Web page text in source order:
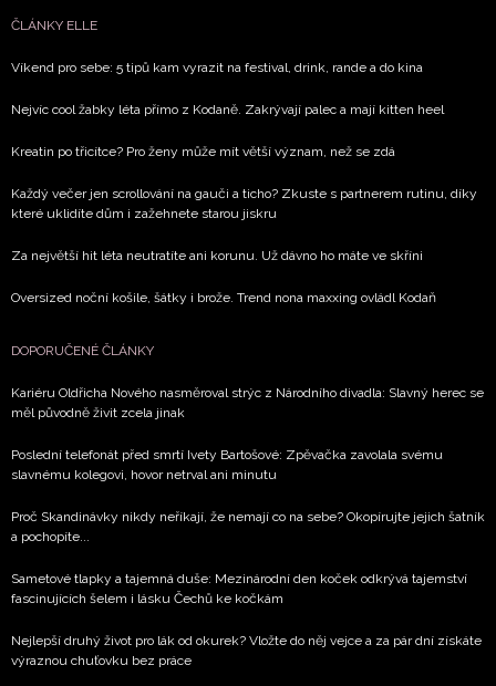
podmínkami společnosti BurdaMedia Extra s.r.o.
Vašimi údaji pracovat zejména k organizaci a
Chcete navíc dostávat i další zajímavé a exkluzivní
soukromí BurdaMedia Extra s.r.o.
, zaškrtněte toto pole.
ČLÁNKY ELLE
Víkend pro sebe: 5 tipů kam vyrazit na festival, drink, rande a do kina
Nejvíc cool žabky léta přímo z Kodaně. Zakrývají palec a mají kitten heel
Kreatin po třicítce? Pro ženy může mít větší význam, než se zdá
Každý večer jen scrollování na gauči a ticho? Zkuste s partnerem rutinu, díky
které uklidíte dům i zažehnete starou jiskru
Za největší hit léta neutratíte ani korunu. Už dávno ho máte ve skříni
Oversized noční košile, šátky i brože. Trend nona maxxing ovládl Kodaň
DOPORUČENÉ ČLÁNKY
Kariéru Oldřicha Nového nasměroval strýc z Národního divadla: Slavný herec se
měl původně živit zcela jinak
Poslední telefonát před smrtí Ivety Bartošové: Zpěvačka zavolala svému
slavnému kolegovi, hovor netrval ani minutu
Proč Skandinávky nikdy neříkají, že nemají co na sebe? Okopírujte jejich šatník
a pochopíte...
Sametové tlapky a tajemná duše: Mezinárodní den koček odkrývá tajemství
fascinujících šelem i lásku Čechů ke kočkám
Nejlepší druhý život pro lák od okurek? Vložte do něj vejce a za pár dní získáte
výraznou chuťovku bez práce